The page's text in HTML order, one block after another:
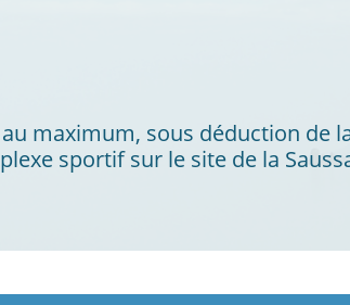
maximum, sous déduction de
sportif sur le site de la